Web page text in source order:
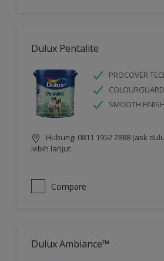
Dulux Pentalite
PROCOVER
COLOURGUARD
SMOOTH FINISH
Hubungi 0811 1952 2888 (ask
lebih lanjut
Compare
Dulux Ambiance™